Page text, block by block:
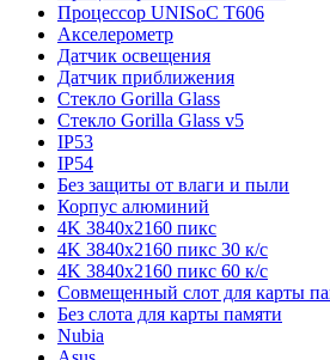
Процессор UNISoC T606
Акселерометр
Датчик освещения
Датчик приближения
Стекло Gorilla Glass
Стекло Gorilla Glass v5
IP53
IP54
Без защиты от влаги и пыли
Корпус алюминий
4K 3840x2160 пикс
4K 3840x2160 пикс 30 к/с
4K 3840x2160 пикс 60 к/с
Совмещенный слот для карты
Без слота для карты памяти
Nubia